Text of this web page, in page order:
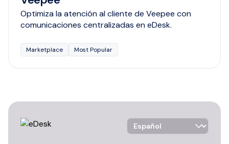
Optimiza la atención al cliente de Veepee con
comunicaciones centralizadas en eDesk.
Marketplace Most Popular
Language Selector